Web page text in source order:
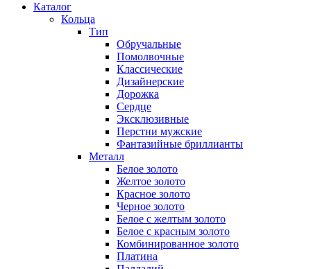
Каталог
Кольца
Тип
Обручальные
Помолвочные
Классические
Дизайнерские
Дорожка
Сердце
Эксклюзивные
Перстни мужские
Фантазийные бриллианты
Металл
Белое золото
Желтое золото
Красное золото
Черное золото
Белое с желтым золото
Белое с красным золото
Комбинированное золото
Платина